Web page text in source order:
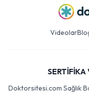
Videolar
SERTİFİKA
Doktorsitesi.com Sağlık